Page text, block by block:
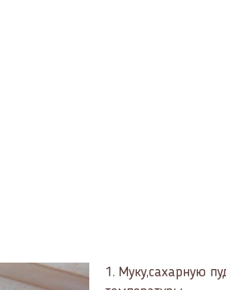
1. Муку,сахарную